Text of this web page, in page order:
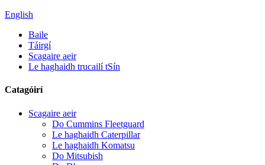
English
Baile
Táirgí
Scagaire aeir
Le haghaidh trucailí tSín
Catagóirí
Scagaire aeir
Do Cummins Fleetguard
Le haghaidh Caterpillar
Le haghaidh Komatsu
Do Mitsubish